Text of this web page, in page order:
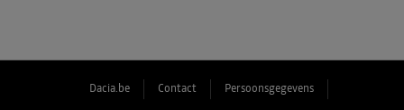
Dacia.be Contact Persoonsgegevens